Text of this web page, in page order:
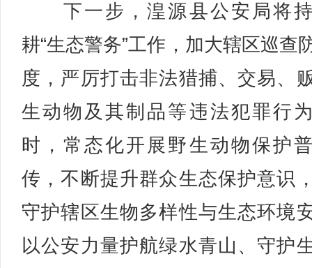
下一步，湟源县公安局将
耕“生态警务”工作，加大辖区巡查
度，严厉打击非法猎捕、交易、
生动物及其制品等违法犯罪行
时，常态化开展野生动物保护
传，不断提升群众生态保护意识
守护辖区生物多样性与生态环境
以公安力量护航绿水青山、守护